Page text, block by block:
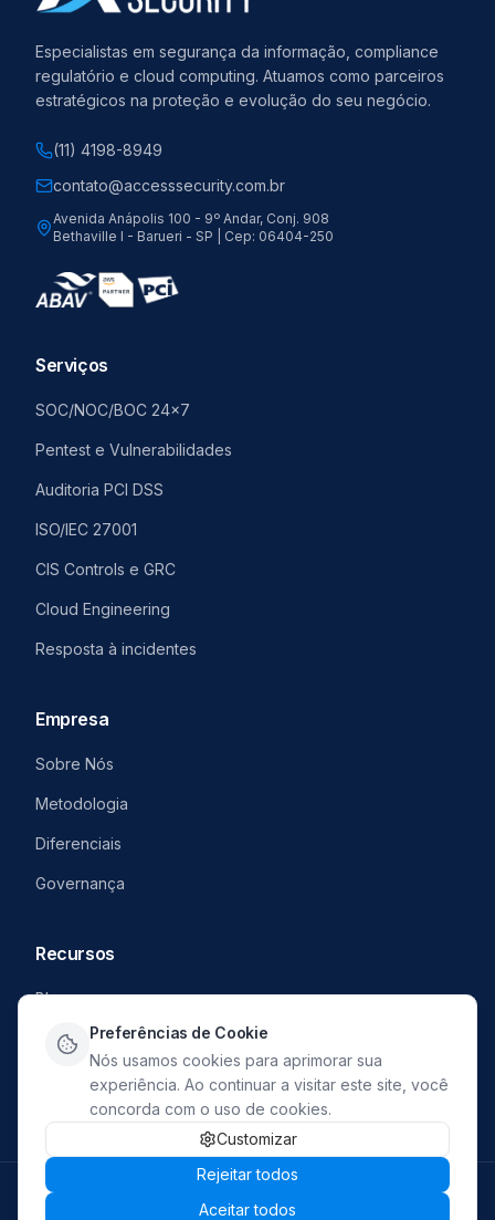
Especialistas em segurança da informação, compliance
regulatório e cloud computing. Atuamos como parceiros
estratégicos na proteção e evolução do seu negócio.
(11) 4198-8949
contato@accesssecurity.com.br
Avenida Anápolis 100 - 9º Andar, Conj. 908
Bethaville I - Barueri - SP | Cep: 06404-250
Serviços
SOC/NOC/BOC 24x7
Pentest e Vulnerabilidades
Auditoria PCI DSS
ISO/IEC 27001
CIS Controls e GRC
Cloud Engineering
Resposta à incidentes
Empresa
Sobre Nós
Metodologia
Diferenciais
Governança
Recursos
Blog
Carreiras
Denuncie
Access Security. Todos os direitos reservados.
Preferências de Cookie
Nós usamos cookies para aprimorar sua
experiência. Ao continuar a visitar este site, você
concorda com o uso de cookies.
Customizar
Rejeitar todos
Aceitar todos